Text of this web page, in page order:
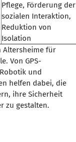
Pflege, Förderung der
sozialen Interaktion,
Reduktion von
Isolation
Altersheime für
Von GPS-
und
helfen dabei, die
ihre Sicherheit
zu gestalten.